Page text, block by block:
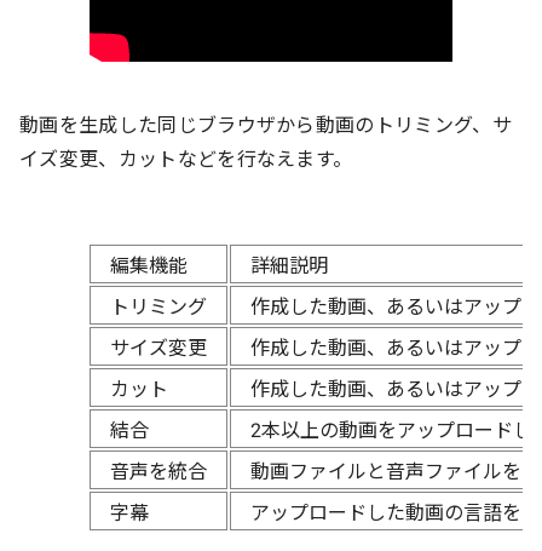
編集機能
詳細説明
トリミング
作成した動画、あるいはアップ
サイズ変更
作成した動画、あるいはアップ
カット
作成した動画、あるいはアップ
結合
2本以上の動画をアップロードし
音声を統合
動画ファイルと音声ファイルを
字幕
アップロードした動画の言語を
動画を生成した同じブラウザから動画のトリミング、サ
イズ変更、カットなどを行なえます。